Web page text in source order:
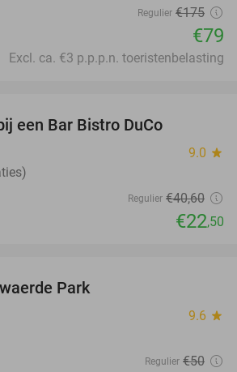
Regulier €175
€79
Excl. ca. €3 p.p.p.n. toeristenbelasting
een Bar Bistro DuCo
9.0 star
Regulier €40,60
€22,50
Park
9.6 star
Regulier €50